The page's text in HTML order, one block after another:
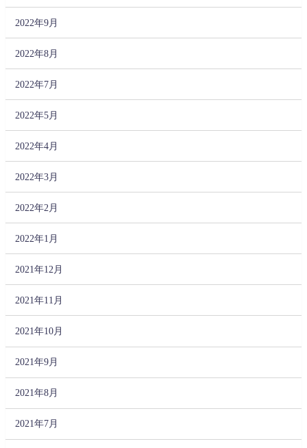
2022年9月
2022年8月
2022年7月
2022年5月
2022年4月
2022年3月
2022年2月
2022年1月
2021年12月
2021年11月
2021年10月
2021年9月
2021年8月
2021年7月